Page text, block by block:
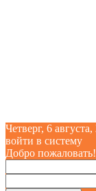
Четверг, 6
войти в систему
Добро